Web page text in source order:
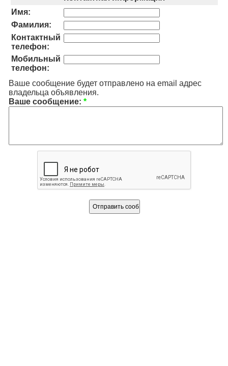
Имя:
Фамилия:
Контактный
телефон:
Мобильный
телефон:
Ваше сообщение будет отправлено на email адрес
владельца объявления.
Ваше сообщение: *